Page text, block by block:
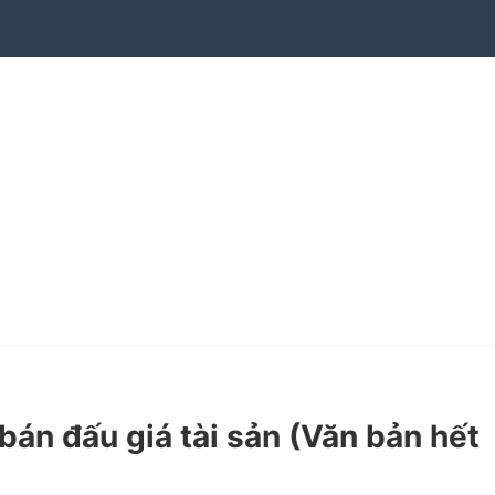
đấu giá tài sản (Văn bản hết